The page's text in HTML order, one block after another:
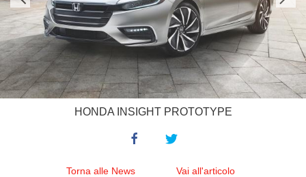
HONDA INSIGHT PROTOTYPE
Torna alle News Vai all'articolo